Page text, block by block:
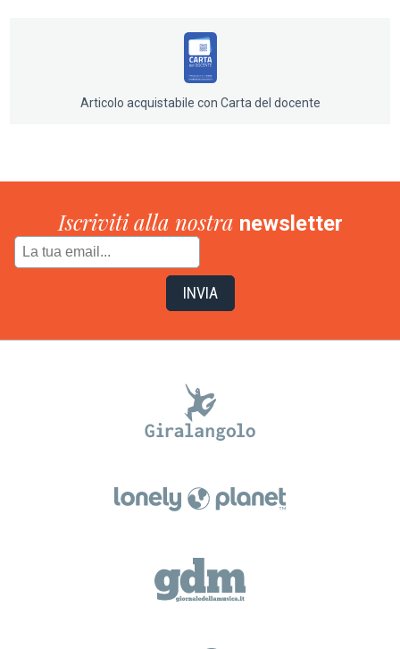
Articolo acquistabile con Carta del docente
Iscriviti alla nostra newsletter